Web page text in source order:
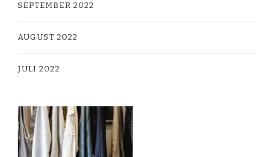
SEPTEMBER 2022
AUGUST 2022
JULI 2022